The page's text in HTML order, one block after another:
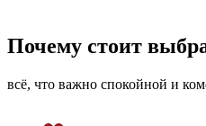
Почему стоит
всё, что важно спокойной и